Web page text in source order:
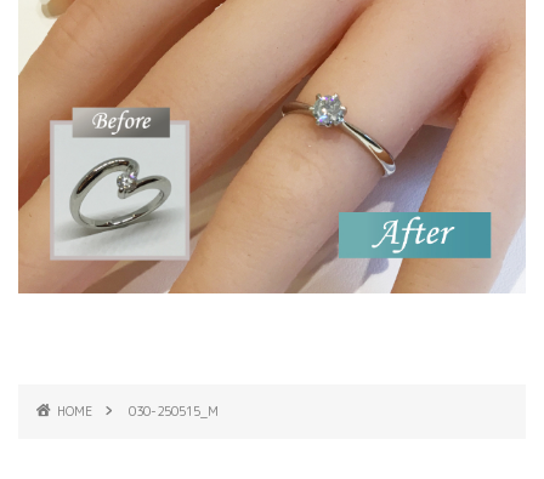
HOME 030-250515_M